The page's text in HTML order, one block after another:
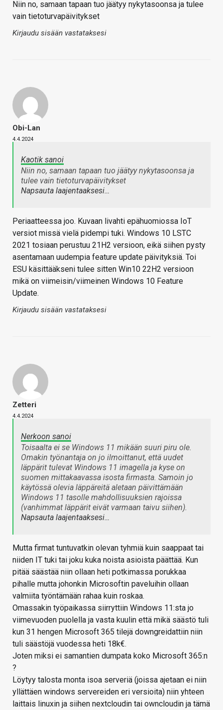
Niin no, samaan tapaan tuo jäätyy nykytasoonsa ja tulee
vain tietoturvapäivitykset
Kirjaudu sisään vastataksesi
Obi-Lan
4.4.2024
Kaotik sanoi
Niin no, samaan tapaan tuo jäätyy nykytasoonsa ja
tulee vain tietoturvapäivitykset
Napsauta laajentaaksesi…
Periaatteessa joo. Kuvaan livahti epähuomiossa IoT
versiot missä vielä pidempi tuki. Windows 10 LSTC
2021 tosiaan perustuu 21H2 versioon, eikä siihen pysty
asentamaan uudempia feature update päivityksiä. Toi
ESU käsittääkseni tulee sitten Win10 22H2 versioon
mikä on viimeisin/viimeinen Windows 10 Feature
Update.
Kirjaudu sisään vastataksesi
Zetteri
4.4.2024
Nerkoon sanoi
Toisaalta ei se Windows 11 mikään suuri piru ole.
Omakin työnantaja on jo ilmoittanut, että uudet
läppärit tulevat Windows 11 imagella ja kyse on
suomen mittakaavassa isosta firmasta. Samoin jo
käytössä olevia läppäreitä aletaan päivittämään
Windows 11 tasolle mahdollisuuksien rajoissa
(vanhimmat läppärit eivät varmaan taivu siihen).
Napsauta laajentaaksesi…
Mutta firmat tuntuvatkin olevan tyhmiä kuin saappaat tai
niiden IT tuki tai joku kuka noista asioista päättää. Kun
pitää säästää niin ollaan heti potkimassa porukkaa
pihalle mutta johonkin Microsoftin paveluihin ollaan
valmiita työntämään rahaa kuin roskaa.
Omassakin työpaikassa siirryttiin Windows 11:sta jo
viimevuoden puolella ja vasta kuulin että mikä säästö tuli
kun 31 hengen Microsoft 365 tilejä downgreidattiin niin
tuli säästöjä vuodessa heti 18k€.
Joten miksi ei samantien dumpata koko Microsoft 365:n
?
Löytyy talosta monta isoa serveriä (joissa ajetaan ei niin
yllättäen windows servereiden eri versioita) niin yhteen
laittais linuxin ja siihen nextcloudin tai owncloudin ja tämä